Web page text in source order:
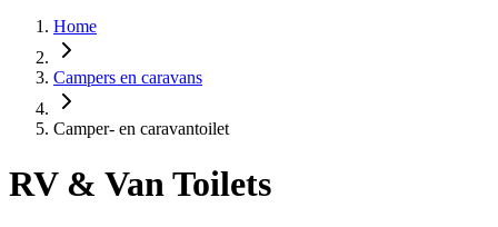
Home
Campers en caravans
Camper- en caravantoilet
RV & Van Toilets